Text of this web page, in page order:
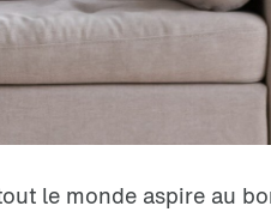
le monde aspire au